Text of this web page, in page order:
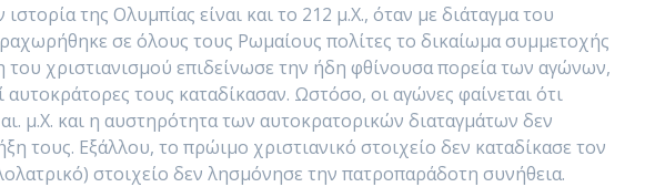
της Ολυμπίας είναι και το 212 μ.Χ., όταν με διάταγμα του
σε όλους τους Ρωμαίους πολίτες το δικαίωμα συμμετοχής
του χριστιανισμού επιδείνωσε την ήδη φθίνουσα πορεία των αγώνων,
τους καταδίκασαν. Ωστόσο, οι αγώνες φαίνεται ότι
μ.Χ. και η αυστηρότητα των αυτοκρατορικών διαταγμάτων δεν
τους. Εξάλλου, το πρώιμο χριστιανικό στοιχείο δεν καταδίκασε τον
στοιχείο δεν λησμόνησε την πατροπαράδοτη συνήθεια.